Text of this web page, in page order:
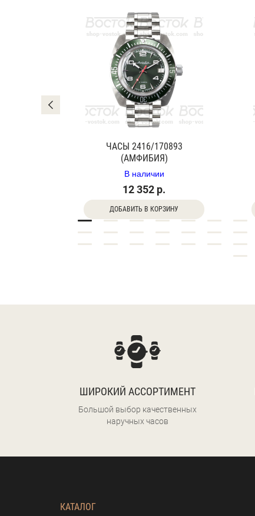
ЧАСЫ 2416/170893
(АМФИБИЯ)
В наличии
12 352 р.
ДОБАВИТЬ В КОРЗИНУ
ШИРОКИЙ АССОРТИМЕНТ
Большой выбор качественных
наручных часов
КАТАЛОГ